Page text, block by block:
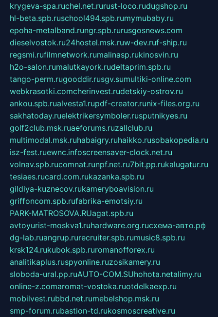
krygeva-spa.ruchel.net.rurust-loco.rudugshop.ru
hl-beta.spb.ruschool494.spb.rumymubaby.ru
epoha-metalband.rungr.spb.rurusgosnews.com
dieselvostok.ru24hostel.msk.ruw-dev.ruf-ship.ru
regsmi.rufilmnetwork.rumalinasp.rukinosvin.ru
h2o-salon.rumalutkayork.rudeltaprim.spb.ru
tango-perm.rugooddir.rusgv.sumultiki-online.com
webkrasotki.comcherinvest.rudetskiy-ostrov.ru
ankou.spb.rualvesta1.rupdf-creator.runix-files.org.ru
sakhatoday.ruelektrikersymboler.rusputnikyes.ru
golf2club.msk.ruaeforums.ruzallclub.ru
multimodal.msk.ruhabaigry.ruhaikko.rusobakopedia.ru
isz-fest.ruewnc.infoscreensaver-clock.net.ru
volnav.spb.rucomnat.runpf.net.ru7bit.pp.rukalugatur.ru
tesiaes.rucard.com.rukazanka.spb.ru
gildiya-kuznecov.rukameryboavision.ru
griffoncom.spb.rufabrika-emotsiy.ru
PARK-MATROSOVA.RUagat.spb.ru
avtoyurist-moskva1.ruhardware.org.ruсхема-авто.рф
dg-lab.ruangrup.rurecruiter.spb.rumusic8.spb.ru
krsk124.rukubok.spb.ruromanofforex.ru
analitikaplus.ruspyonline.ruzosikamery.ru
sloboda-ural.pp.ruAUTO-COM.SUhohota.netalimy.ru
online-z.comaromat-vostoka.ruotdelkaexp.ru
mobilvest.rubbd.net.rumebelshop.msk.ru
smp-forum.rubastion-td.rukosmoscreative.ru